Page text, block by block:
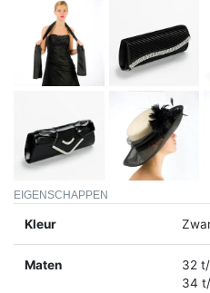
EIGENSCHAPPEN
Kleur
Maten
32
34